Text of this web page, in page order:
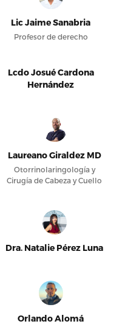
Lic Jaime Sanabria
Profesor de derecho
Lcdo Josué Cardona
Hernández
Laureano Giraldez MD
Otorrinolaringología y
Cirugía de Cabeza y Cuello
Dra. Natalie Pérez Luna
Orlando Alomá